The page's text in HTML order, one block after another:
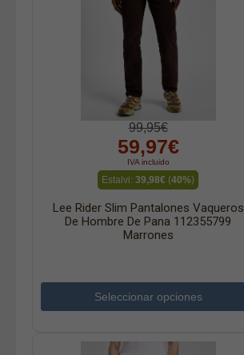
99,95€
59,97€
IVA incluido
Estalvi: 39,98€ (40%)
Lee Rider Slim Pantalones Vaqueros
De Hombre De Pana 112355799
Marrones
Seleccionar opciones